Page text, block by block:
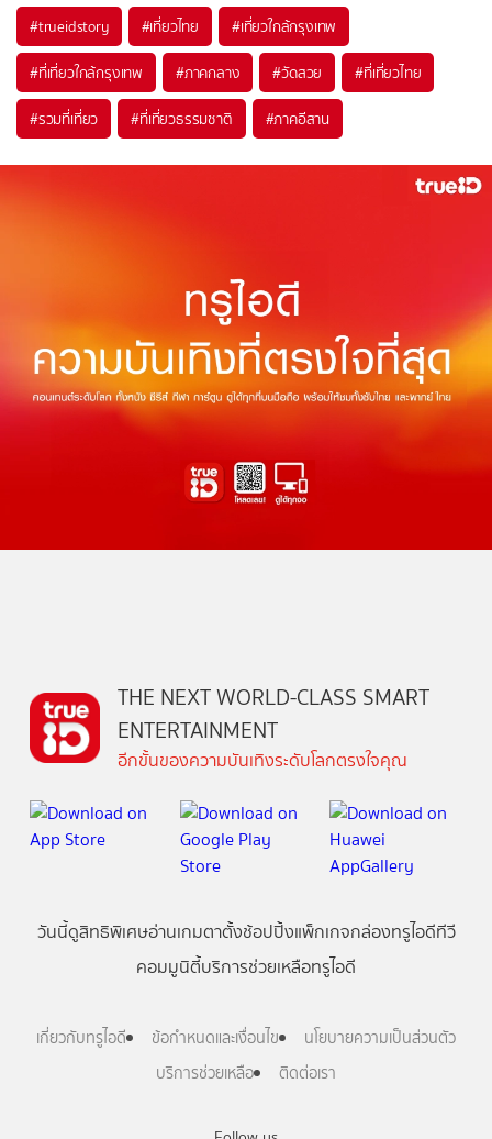
#trueidstory #เที่ยวไทย #เที่ยวใกล้กรุงเทพ
#ที่เที่ยวใกล้กรุงเทพ #ภาคกลาง #วัดสวย #ที่เที่ยวไทย
#รวมที่เที่ยว #ที่เที่ยวธรรมชาติ #ภาคอีสาน
THE NEXT WORLD-CLASS SMART
ENTERTAINMENT
อีกขั้นของความบันเทิงระดับโลกตรงใจคุณ
วันนี้ดูสิทธิพิเศษอ่านเกมตาตั้งช้อปปิ้งแพ็กเกจกล่องทรูไอดีทีวี
คอมมูนิตี้บริการช่วยเหลือทรูไอดี
เกี่ยวกับทรูไอดี ข้อกำหนดและเงื่อนไข
นโยบายความเป็นส่วนตัว
บริการช่วยเหลือ
ติดต่อเรา